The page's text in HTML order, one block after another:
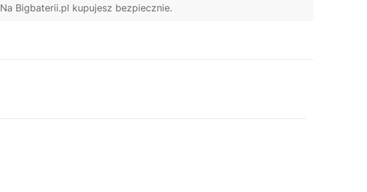
Na Bigbaterii.pl kupujesz bezpiecznie.